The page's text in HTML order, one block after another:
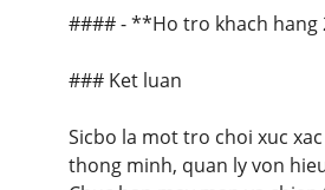
#### - **Ho tro khach hang
### Ket luan
Sicbo la mot tro choi xuc
thong minh, quan ly von